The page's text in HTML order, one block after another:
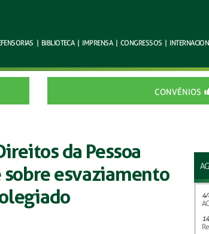
| BIBLIOTECA | IMPRENSA | CONGRESSOS |
CONVÊNIOS
da Pessoa
sobre esvaziamento